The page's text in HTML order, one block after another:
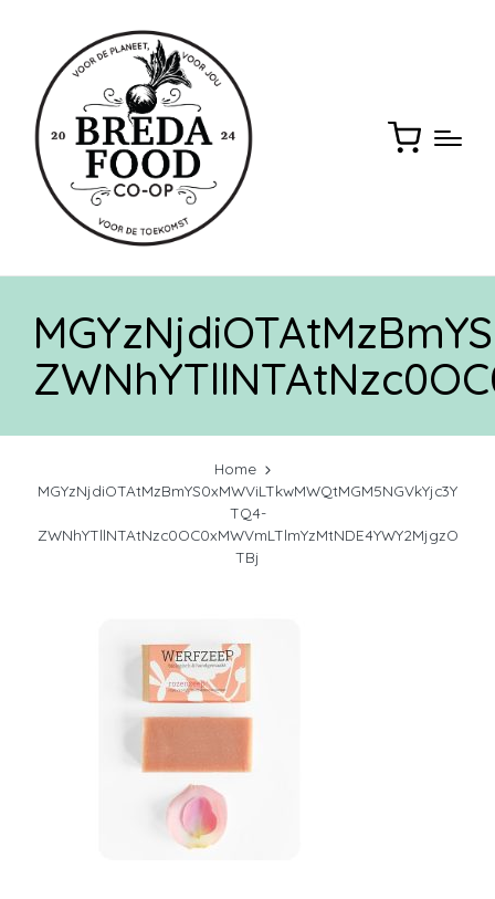
Home
MGYzNjdiOTAtMzBmYS0xMWViLTkwMWQtMGM5NGVkYjc3Y
TQ4-
ZWNhYTllNTAtNzc0OC0xMWVmLTlmYzMtNDE4YWY2MjgzO
TBj